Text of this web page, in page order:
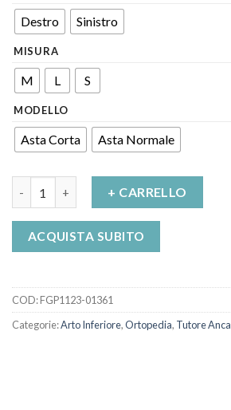
Destro Sinistro
MISURA
M L S
MODELLO
Asta Corta Asta Normale
+ CARRELLO
ACQUISTA SUBITO
COD:FGP1123-01361
Categorie:Arto Inferiore,Ortopedia, Tutore Anca